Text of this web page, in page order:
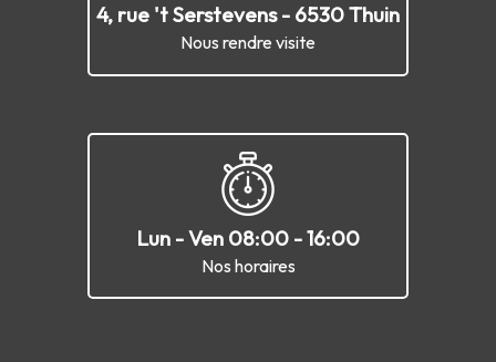
4, rue 't Serstevens - 6530 Thuin
Nous rendre visite
Lun - Ven 08:00 - 16:00
Nos horaires